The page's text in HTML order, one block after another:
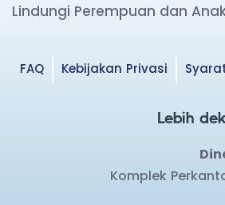
Lindungi Perempuan dan
FAQ Kebijakan Privasi
Lebih
Komplek